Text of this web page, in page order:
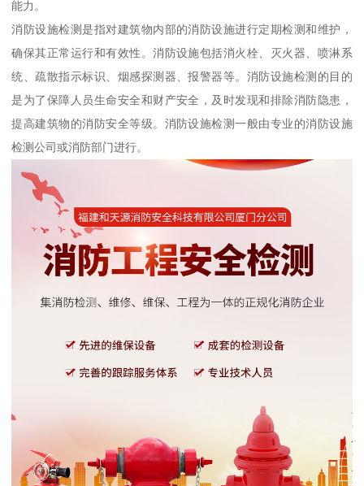
能力。
消防设施检测是指对建筑物内部的消防设施进行定期检测和维护，
确保其正常运行和有效性。消防设施包括消火栓、灭火器、喷淋系
统、疏散指示标识、烟感探测器、报警器等。消防设施检测的目的
是为了保障人员生命安全和财产安全，及时发现和排除消防隐患，
提高建筑物的消防安全等级。消防设施检测一般由专业的消防设施
检测公司或消防部门进行。